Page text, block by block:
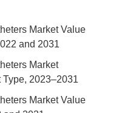
Market Value
and 2031
Market
2023–2031
Market Value